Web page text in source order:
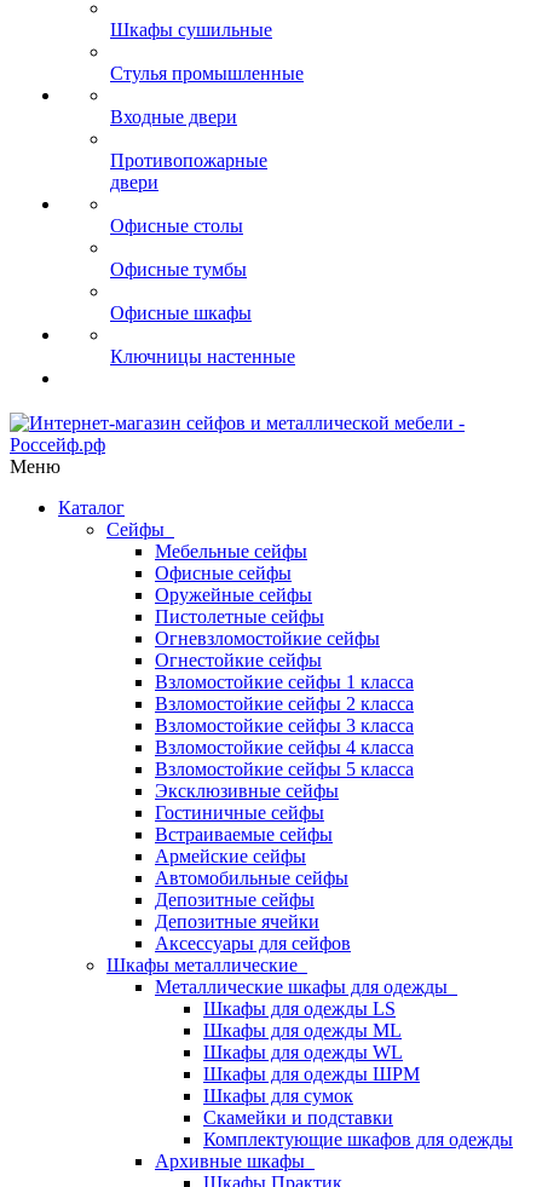
Шкафы сушильные
Стулья промышленные
Входные двери
Противопожарные
двери
Офисные столы
Офисные тумбы
Офисные шкафы
Ключницы настенные
Меню
Каталог
Сейфы
Мебельные сейфы
Офисные сейфы
Оружейные сейфы
Пистолетные сейфы
Огневзломостойкие сейфы
Огнестойкие сейфы
Взломостойкие сейфы 1 класса
Взломостойкие сейфы 2 класса
Взломостойкие сейфы 3 класса
Взломостойкие сейфы 4 класса
Взломостойкие сейфы 5 класса
Эксклюзивные сейфы
Гостиничные сейфы
Встраиваемые сейфы
Армейские сейфы
Автомобильные сейфы
Депозитные сейфы
Депозитные ячейки
Аксессуары для сейфов
Шкафы металлические
Металлические шкафы для одежды
Шкафы для одежды LS
Шкафы для одежды ML
Шкафы для одежды WL
Шкафы для одежды ШРМ
Шкафы для сумок
Скамейки и подставки
Комплектующие шкафов для одежды
Архивные шкафы
Шкафы Практик